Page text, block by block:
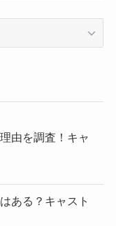
由を調査！キャ
ある？キャスト